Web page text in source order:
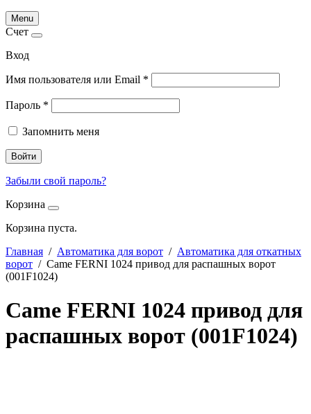
Menu
Счет
Вход
Имя пользователя или Email *
Пароль *
Запомнить меня
Войти
Забыли свой пароль?
Корзина
Корзина пуста.
Главная / Автоматика для ворот / Автоматика для откатных
ворот / Came FERNI 1024 привод для распашных ворот
(001F1024)
Came FERNI 1024 привод для
распашных ворот (001F1024)